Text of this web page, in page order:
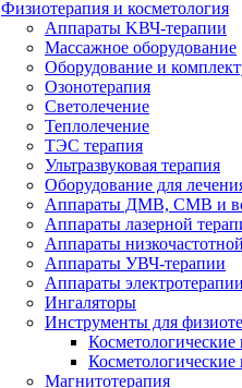
Физиотерапия и косметология
Аппараты KВЧ-терапии
Массажное оборудование
Оборудование и
Озонотерапия
Светолечение
Теплолечение
ТЭС терапия
Ультразвуковая терапия
Оборудование для
Аппараты ДМВ, СМВ и
Аппараты лазерной
Аппараты
Аппараты УВЧ-терапии
Аппараты электротерапии
Ингаляторы
Инструменты для
Магнитотерапия